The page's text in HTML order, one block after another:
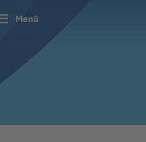
Menü